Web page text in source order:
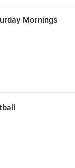
Mornings